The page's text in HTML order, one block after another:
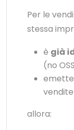
Per le
stessa
è già
(no
allora: